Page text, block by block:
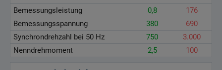
Bemessungsleistung 0,8
176
Bemessungsspannung
380
690
Synchrondrehzahl bei 50 Hz
750
3.000
Nenndrehmoment
2,5 100